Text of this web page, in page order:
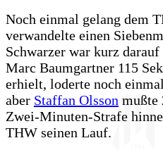
Noch einmal gelang dem
verwandelte einen
Schwarzer war kurz
Marc Baumgartner 115
erhielt, loderte noch
aber Staffan Olsson mußte
Zwei-Minuten-Strafe
THW seinen Lauf.